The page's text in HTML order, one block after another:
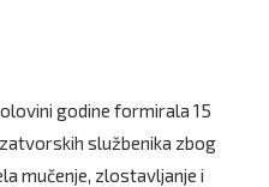
godine formirala 15
službenika zbog
mučenje, zlostavljanje i